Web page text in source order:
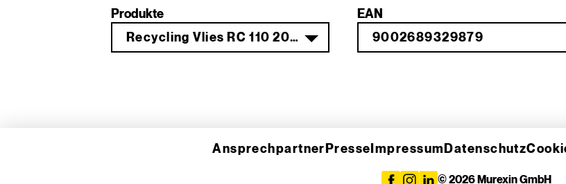
Produkte
Recycling Vlies RC 110 20 cm 50 m
EAN
Ansprechpartner Presse Impressum Datenschutz
© 2026 Murexin GmbH